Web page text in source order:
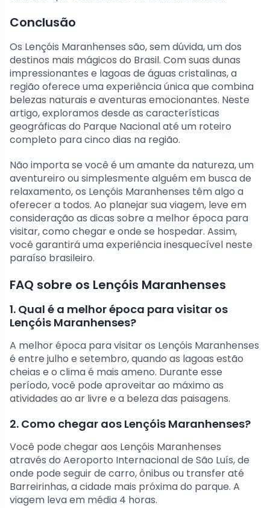
Conclusão
Os Lençóis Maranhenses são, sem dúvida, um dos
destinos mais mágicos do Brasil. Com suas dunas
impressionantes e lagoas de águas cristalinas, a
região oferece uma experiência única que combina
belezas naturais e aventuras emocionantes. Neste
artigo, exploramos desde as características
geográficas do Parque Nacional até um roteiro
completo para cinco dias na região.
Não importa se você é um amante da natureza, um
aventureiro ou simplesmente alguém em busca de
relaxamento, os Lençóis Maranhenses têm algo a
oferecer a todos. Ao planejar sua viagem, leve em
consideração as dicas sobre a melhor época para
visitar, como chegar e onde se hospedar. Assim,
você garantirá uma experiência inesquecível neste
paraíso brasileiro.
FAQ sobre os Lençóis Maranhenses
1. Qual é a melhor época para visitar os
Lençóis Maranhenses?
A melhor época para visitar os Lençóis Maranhenses
é entre julho e setembro, quando as lagoas estão
cheias e o clima é mais ameno. Durante esse
período, você pode aproveitar ao máximo as
atividades ao ar livre e a beleza das paisagens.
2. Como chegar aos Lençóis Maranhenses?
Você pode chegar aos Lençóis Maranhenses
através do Aeroporto Internacional de São Luís, de
onde pode seguir de carro, ônibus ou transfer até
Barreirinhas, a cidade mais próxima do parque. A
viagem leva em média 4 horas.